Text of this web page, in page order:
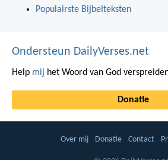
Populairste Bijbelteksten
Ondersteun DailyVerses.net
Help mij het Woord van God
Donatie
Over mij Donatie Contact